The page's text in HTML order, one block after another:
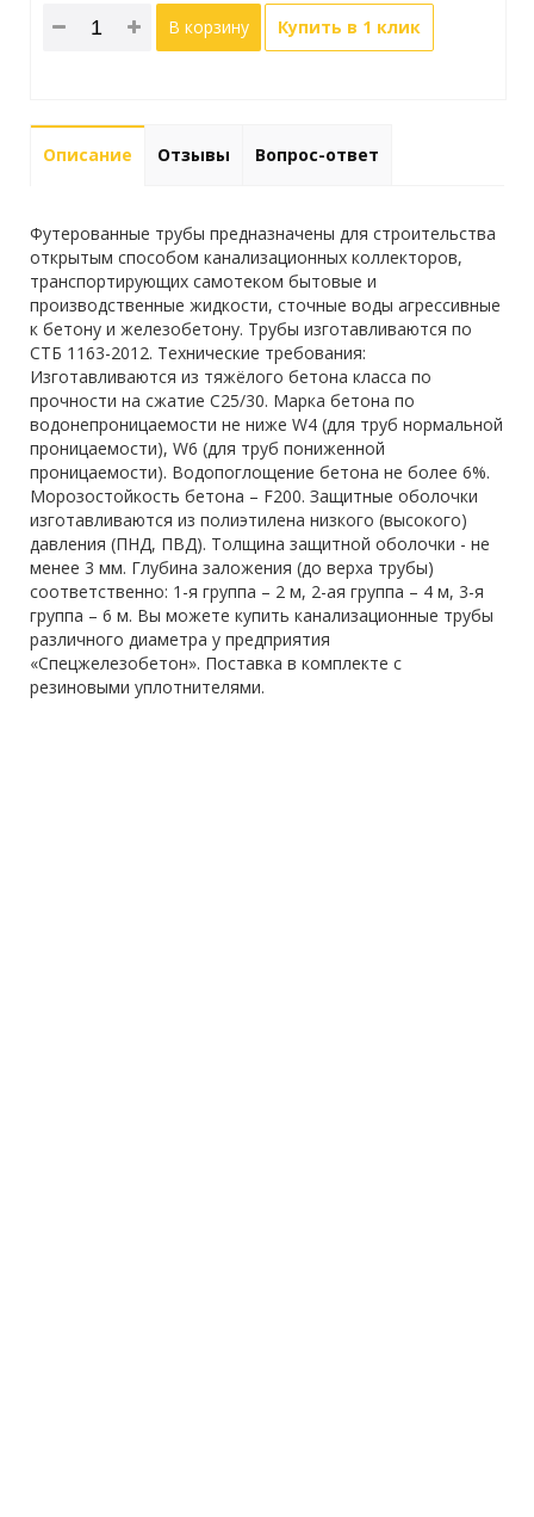
В корзину Купить в 1 клик
Описание Отзывы Вопрос-ответ
Футерованные трубы предназначены для строительства
открытым способом канализационных коллекторов,
транспортирующих самотеком бытовые и
производственные жидкости, сточные воды агрессивные
к бетону и железобетону. Трубы изготавливаются по
СТБ 1163-2012. Технические требования:
Изготавливаются из тяжёлого бетона класса по
прочности на сжатие С25/30. Марка бетона по
водонепроницаемости не ниже W4 (для труб нормальной
проницаемости), W6 (для труб пониженной
проницаемости). Водопоглощение бетона не более 6%.
Морозостойкость бетона – F200. Защитные оболочки
изготавливаются из полиэтилена низкого (высокого)
давления (ПНД, ПВД). Толщина защитной оболочки - не
менее 3 мм. Глубина заложения (до верха трубы)
соответственно: 1-я группа – 2 м, 2-ая группа – 4 м, 3-я
группа – 6 м. Вы можете купить канализационные трубы
различного диаметра у предприятия
«Спецжелезобетон». Поставка в комплекте с
резиновыми уплотнителями.